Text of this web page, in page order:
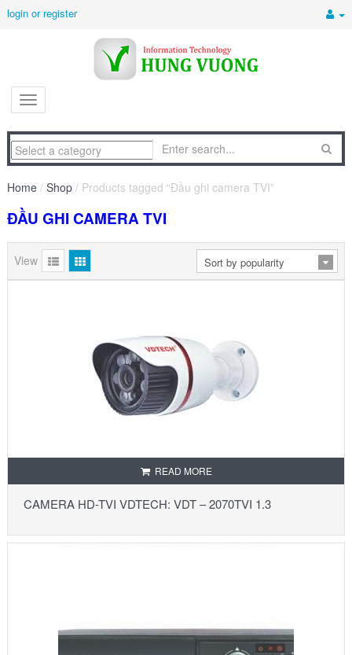
login or register
Home / Shop / Products tagged “Đầu ghi camera TVI”
ĐẦU GHI CAMERA TVI
View
READ MORE
CAMERA HD-TVI VDTECH: VDT – 2070TVI 1.3